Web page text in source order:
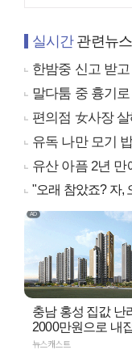
실시간관련뉴스
한밤중 신고 받
말다툼 중 흉기
편의점 女사장
유독 나만 모기
유산 아픔 2년
"오래 참았죠? 자,
충남 홍성 집값 난
2000만원으로 내
뉴스캐스트